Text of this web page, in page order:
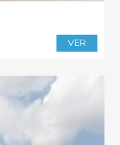
VER